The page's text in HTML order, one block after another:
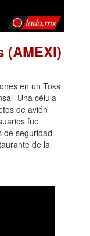
(AMEXI)
en un Toks
Una célula
de avión
fue
de seguridad
de la